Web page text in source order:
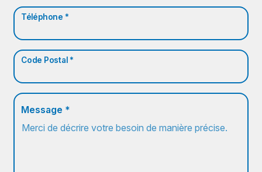
Téléphone *
Code Postal *
Message *